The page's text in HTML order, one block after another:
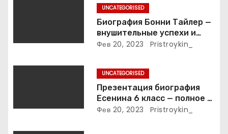
UNCATEGORISED
Биография Бонни Тайлер —
внушительные успехи и
интимные подробности
Фев 20, 2023 Pristroykin_
UNCATEGORISED
Презентация биография
Есенина 6 класс — полное и
подробное описание жизни
Фев 20, 2023 Pristroykin_